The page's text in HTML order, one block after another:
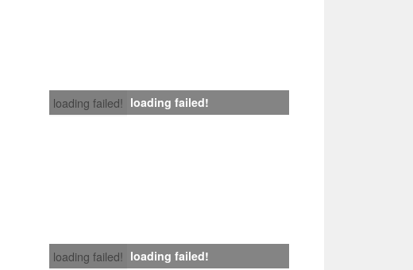
loading failed! loading failed!
loading failed! loading failed!